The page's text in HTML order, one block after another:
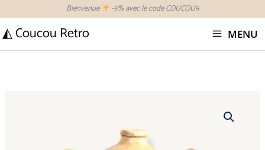
contenu
Bienvenue -5% avec le code COUCOU5
◭ Coucou Retro MENU